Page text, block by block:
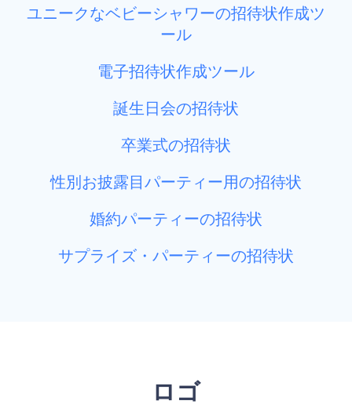
ユニークなベビーシャワーの招待状作成ツ
ール
電子招待状作成ツール
誕生日会の招待状
卒業式の招待状
性別お披露目パーティー用の招待状
婚約パーティーの招待状
サプライズ・パーティーの招待状
ロゴ